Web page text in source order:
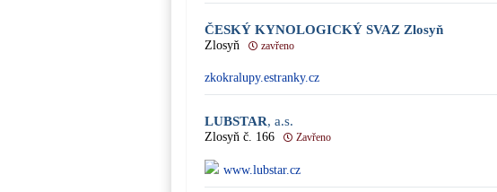
ČESKÝ KYNOLOGICKÝ SVAZ Zlosyň
Zlosyň zavřeno
zkokralupy.estranky.cz
LUBSTAR, a.s.
Zlosyň č. 166 Zavřeno
www.lubstar.cz